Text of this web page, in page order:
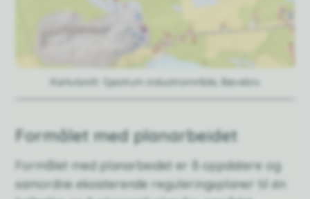
Kartutsnitt: Gjestrum industriområde, Bøvebru
Formålet med planarbeidet
Formålet med planarbeidet er å oppdatere og
samordne eksisterende reguleringsplaner til én